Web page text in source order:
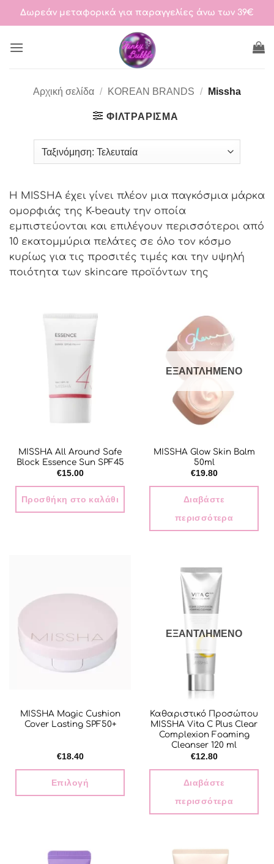
Μετάβαση
Δωρεάν μεταφορικά για παραγγελίες άνω των 39€
Αρχική σελίδα / KOREAN BRANDS / Missha
ΦΙΛΤΡΆΡΙΣΜΑ
H MISSHA έχει γίνει πλέον μια παγκόσμια μάρκα
ομορφιάς της K-beauty την οποία
εμπιστεύονται και επιλέγουν περισσότεροι από
10 εκατομμύρια πελάτες σε όλο τον κόσμο
κυρίως για τις προσιτές τιμές και την υψηλή
ποιότητα των skincare προϊόντων της
MISSHA All Around Safe
Block Essence Sun SPF45
€15.00
Προσθήκη στο καλάθι
ΕΞΑΝΤΛΗΜΈΝΟ
MISSHA Glow Skin Balm
50ml
€19.80
Διαβάστε
περισσότερα
MISSHA Magic Cushion
Cover Lasting SPF50+
€18.40
Επιλογή
έχει
ΕΞΑΝΤΛΗΜΈΝΟ
Καθαριστικό Προσώπου
MISSHA Vita C Plus Clear
Complexion Foaming
Cleanser 120 ml
€12.80
Διαβάστε
περισσότερα